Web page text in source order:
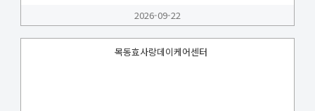
2026-09-22
목동효사랑데이케어센터